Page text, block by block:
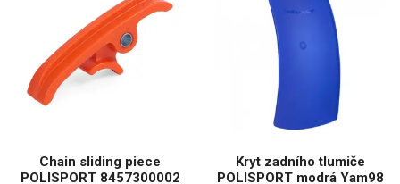
Chain sliding piece
POLISPORT 8457300002
Kryt zadního tlumiče
POLISPORT modrá Yam98